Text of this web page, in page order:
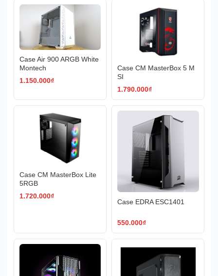
Case Air 900 ARGB White
Montech
1.150.000₫
Case CM MasterBox 5 M
SI
1.790.000₫
Case CM MasterBox Lite
5RGB
1.720.000₫
Case EDRA ESC1401
550.000₫